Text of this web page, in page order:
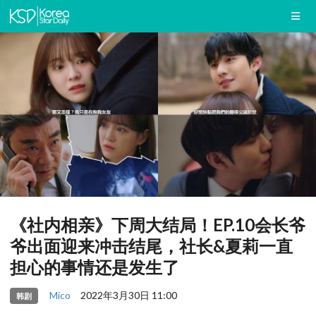
《社内相亲》下周大结局！EP.10会长爷
爷出面迎来冲击结尾，社长&夏莉一直
担心的事情还是发生了
韩剧 Mico 2022年3月30日 11:00